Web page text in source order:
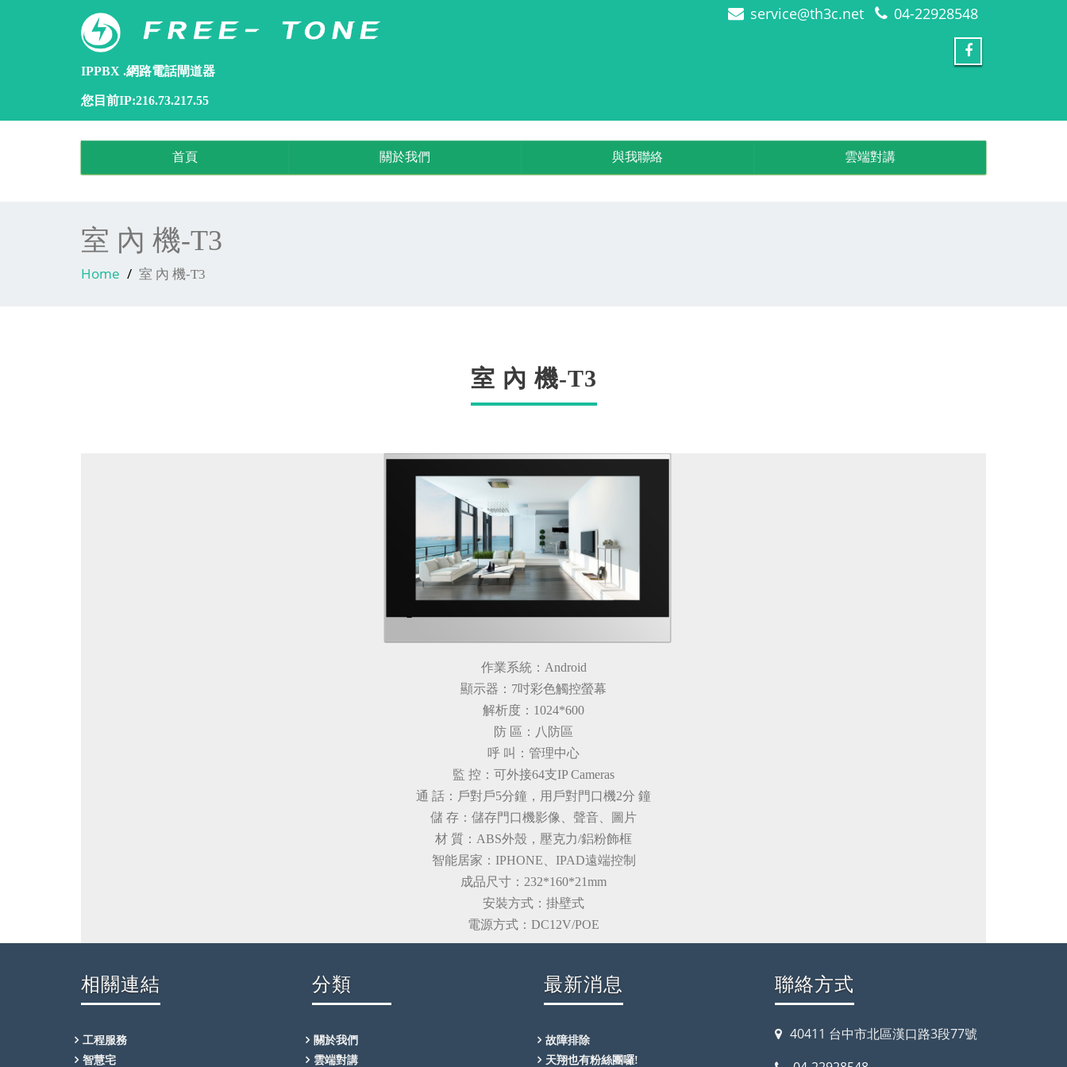
IPPBX .網路電話閘道器
您目前IP:216.73.217.55
service@th3c.net 04-22928548
首頁 關於我們 與我聯絡 雲端對講
室 內 機-T3
Home 室 內 機-T3
室 內 機-T3
作業系統：Android
顯示器：7吋彩色觸控螢幕
解析度：1024*600
防 區：八防區
呼 叫：管理中心
監 控：可外接64支IP Cameras
通 話：戶對戶5分鐘，用戶對門口機2分 鐘
儲 存：儲存門口機影像、聲音、圖片
材 質：ABS外殼，壓克力/鋁粉飾框
智能居家：IPHONE、IPAD遠端控制
成品尺寸：232*160*21mm
安裝方式：掛壁式
電源方式：DC12V/POE
相關連結
工程服務
智慧宅
分類
關於我們
雲端對講
最新消息
故障排除
天翔也有粉絲團囉!
聯絡方式
40411 台中市北區漢口路3段77號